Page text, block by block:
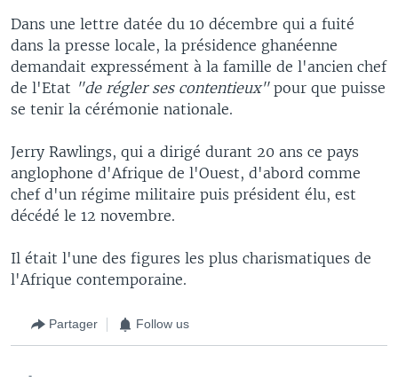
Dans une lettre datée du 10 décembre qui a fuité
dans la presse locale, la présidence ghanéenne
demandait expressément à la famille de l'ancien chef
de l'Etat "de régler ses contentieux"pour que puisse
se tenir la cérémonie nationale.
Jerry Rawlings, qui a dirigé durant 20 ans ce pays
anglophone d'Afrique de l'Ouest, d'abord comme
chef d'un régime militaire puis président élu, est
décédé le 12 novembre.
Il était l'une des figures les plus charismatiques de
l'Afrique contemporaine.
Partager Follow us